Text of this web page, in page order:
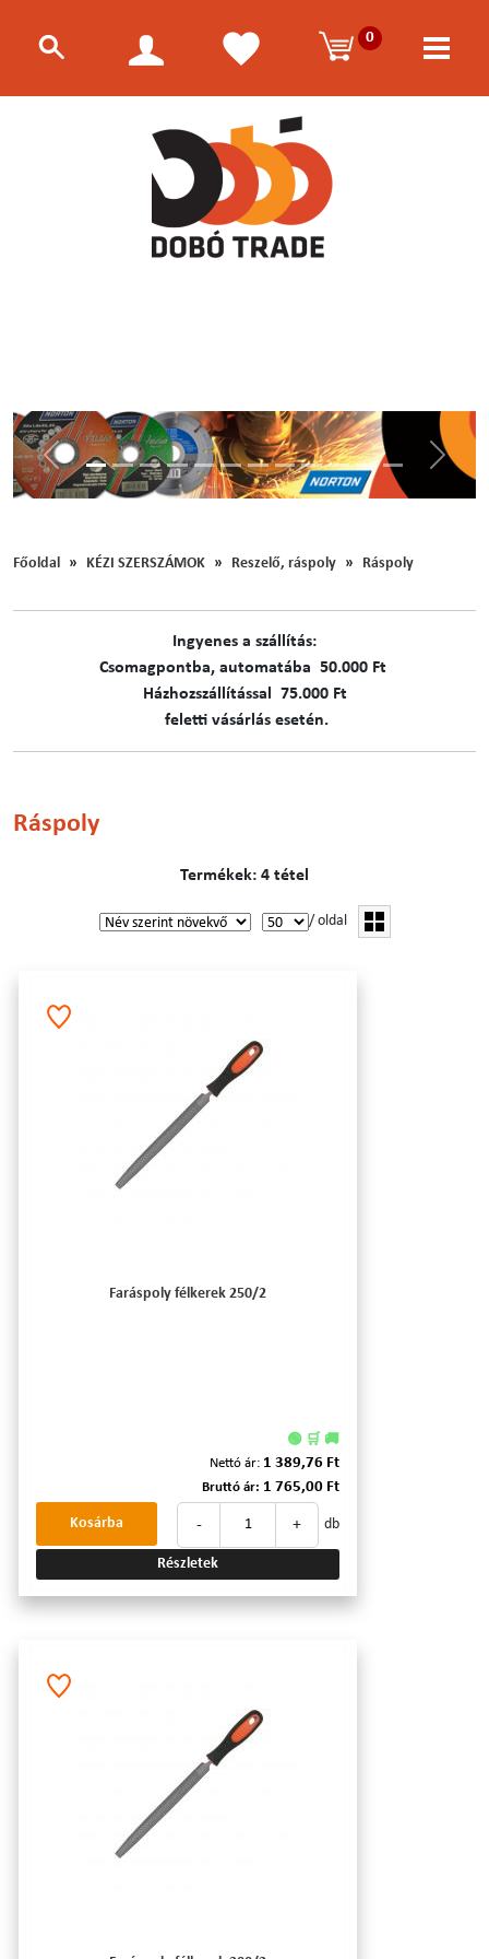
0
Előző
Főoldal KÉZI SZERSZÁMOK Reszelő, ráspoly Ráspoly
Ingyenes a szállítás:
C​​​somagpontba, automatába 50.000 Ft
Házhozszállítással 75.000 Ft
feletti vásárlás esetén.
Ráspoly
Termékek: 4 tétel
/ oldal
Faráspoly félkerek 250/2
🟢 🛒 🚚
Nettó ár: 1 389,76 Ft
Bruttó ár: 1 765,00 Ft
- + db
Kosárba
Részletek